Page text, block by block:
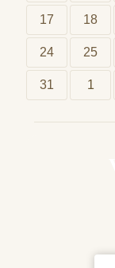
17 18
24 25
31 1